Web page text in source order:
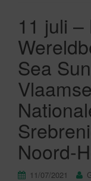
11 juli
Sea
Noord-
11/07/2021